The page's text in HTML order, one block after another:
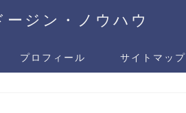
ージン・ノウハウ
プロフィール サイトマップ